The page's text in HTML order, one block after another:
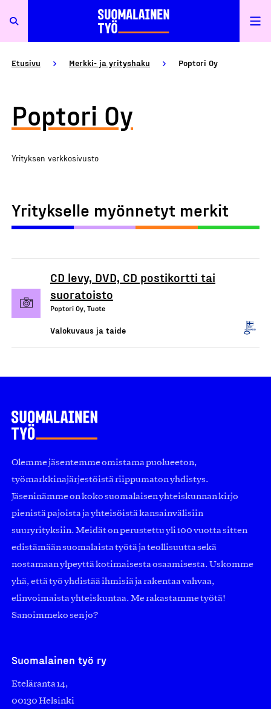
Etusivu Merkki- ja yrityshaku Poptori Oy
Poptori Oy
Yrityksen verkkosivusto
Yritykselle myönnetyt merkit
CD levy, DVD, CD postikortti tai
suoratoisto
Poptori Oy, Tuote
Valokuvaus ja taide
Olemme jäsentemme omistama puolueeton,
työmarkkinajärjestöistä riippumaton yhdistys.
Jäseninämme on koko suomalaisen yhteiskunnan kirjo
pienistä pajoista ja yhteisöistä kansainvälisiin
suuryrityksiin. Meidät on perustettu yli 100 vuotta sitten
edistämään suomalaista työtä ja teollisuutta sekä
nostamaan ylpeyttä kotimaisesta osaamisesta. Uskomme
yhä, että työ yhdistää ihmisiä ja rakentaa vahvaa,
elinvoimaista yhteiskuntaa. Me rakastamme työtä!
Sanoimmeko sen jo?
Suomalainen työ ry
Eteläranta 14,
00130 Helsinki